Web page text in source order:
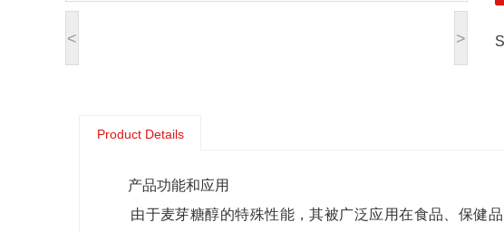
< >
Product Details
产品功能和应用
由于麦芽糖醇的特殊性能，其被广泛应用在食品、保健